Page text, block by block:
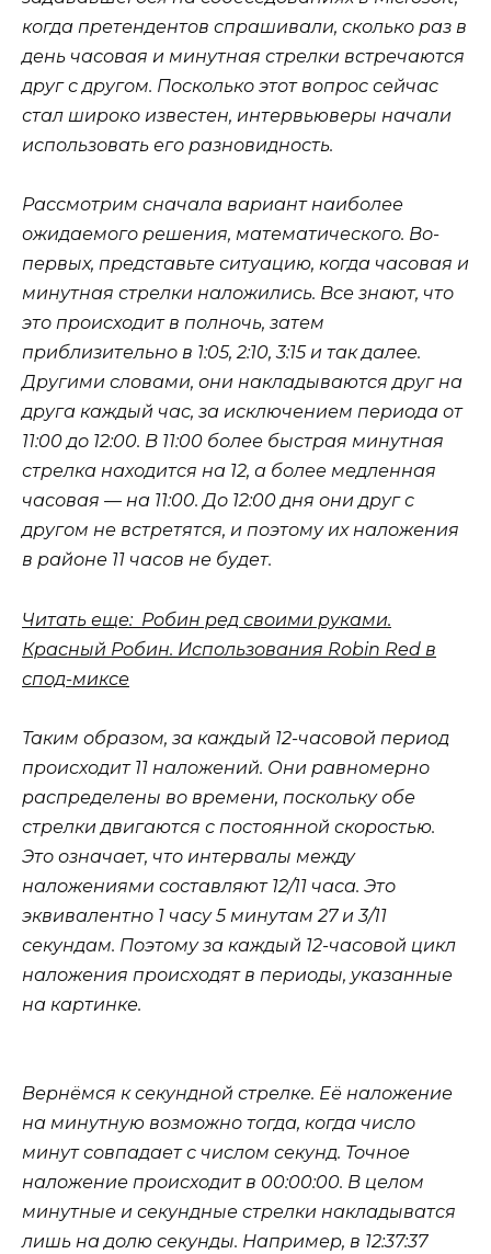
когда претендентов спрашивали, сколько раз в
день часовая и минутная стрелки встречаются
друг с другом. Посколько этот вопрос сейчас
стал широко известен, интервьюверы начали
использовать его разновидность.
Рассмотрим сначала вариант наиболее
ожидаемого решения, математического. Во-
первых, представьте ситуацию, когда часовая и
минутная стрелки наложились. Все знают, что
это происходит в полночь, затем
приблизительно в 1:05, 2:10, 3:15 и так далее.
Другими словами, они накладываются друг на
друга каждый час, за исключением периода от
11:00 до 12:00. В 11:00 более быстрая минутная
стрелка находится на 12, а более медленная
часовая — на 11:00. До 12:00 дня они друг с
другом не встретятся, и поэтому их наложения
в районе 11 часов не будет.
Читать еще: Робин ред своими руками.
Красный Робин. Использования Robin Red в
спод-миксе
Таким образом, за каждый 12-часовой период
происходит 11 наложений. Они равномерно
распределены во времени, поскольку обе
стрелки двигаются с постоянной скоростью.
Это означает, что интервалы между
наложениями составляют 12/11 часа. Это
эквивалентно 1 часу 5 минутам 27 и 3/11
секундам. Поэтому за каждый 12-часовой цикл
наложения происходят в периоды, указанные
на картинке.
Вернёмся к секундной стрелке. Её наложение
на минутную возможно тогда, когда число
минут совпадает с числом секунд. Точное
наложение происходит в 00:00:00. В целом
минутные и секундные стрелки накладыватся
лишь на долю секунды. Например, в 12:37:37